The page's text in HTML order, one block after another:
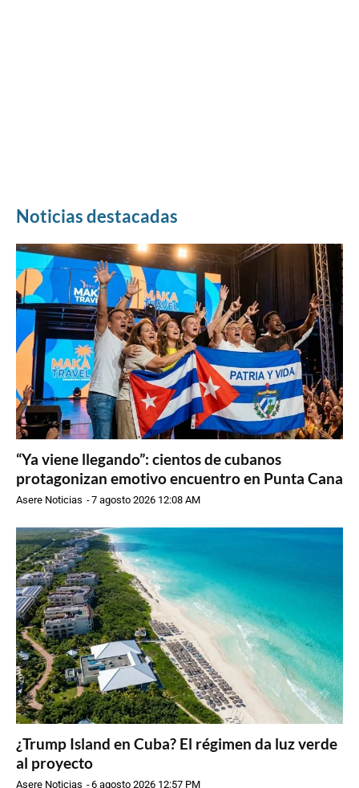
Noticias destacadas
“Ya viene llegando”: cientos de cubanos
protagonizan emotivo encuentro en Punta Cana
Asere Noticias -7 agosto 2026 12:08 AM
¿Trump Island en Cuba? El régimen da luz verde
al proyecto
Asere Noticias -6 agosto 2026 12:57 PM